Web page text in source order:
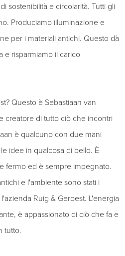
sostenibilità e circolarità. Tutti gli
Produciamo illuminazione e
per i materiali antichi. Questo dà
e risparmiamo il carico
Questo è Sebastiaan van
creatore di tutto ciò che incontri
è qualcuno con due mani
idee in qualcosa di bello. È
fermo ed è sempre impegnato.
e l'ambiente sono stati i
Ruig & Geroest. L'energia
è appassionato di ciò che fa e
tutto.